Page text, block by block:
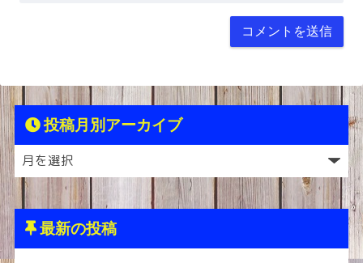
投稿月別アーカイブ
最新の投稿